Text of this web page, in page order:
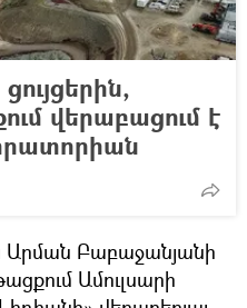
վերաբացում է
Բաբաջանյանի
Ամուլսարի